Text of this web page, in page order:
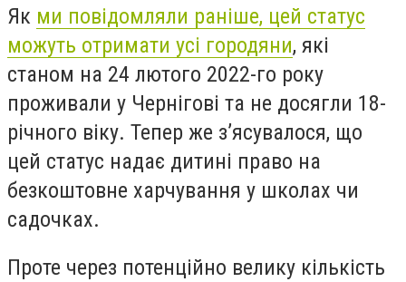
Як ми повідомляли раніше, цей статус
можуть отримати усі городяни, які
станом на 24 лютого 2022-го року
проживали у Чернігові та не досягли 18-
річного віку. Тепер же з’ясувалося, що
цей статус надає дитині право на
безкоштовне харчування у школах чи
садочках.
Проте через потенційно велику кількість